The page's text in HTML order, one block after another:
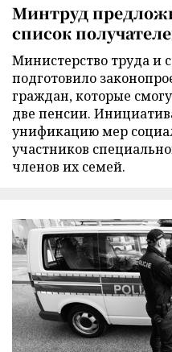
Минтруд
список
Министерство труда и
подготовило
граждан, которые
две пенсии.
унификацию мер
участников
членов их семей.